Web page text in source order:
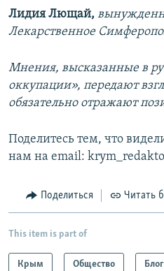
Лидия Лющай,
Лекарственное
Мнения, высказанные в
оккупации», передают
обязательно отражают
Поделитесь тем, что
нам на email:
Поделиться Читать
This item is part of
Крым Общество